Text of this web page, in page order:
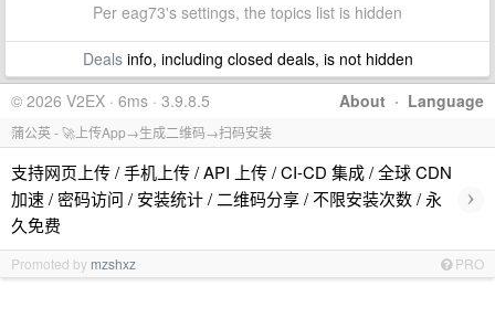
Per eag73's settings, the topics list is hidden
Dealsinfo, including closed deals, is not hidden
About · Language
© 2026 V2EX · 6ms · 3.9.8.5
蒲公英 - 🚀上传App→生成二维码→扫码安装
支持网页上传 / 手机上传 / API 上传 / CI-CD 集成 / 全球 CDN
加速 / 密码访问 / 安装统计 / 二维码分享 / 不限安装次数 / 永
久免费
›
Promoted by mzshxz PRO